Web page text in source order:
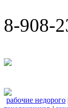
8-908-
рабочие недорого